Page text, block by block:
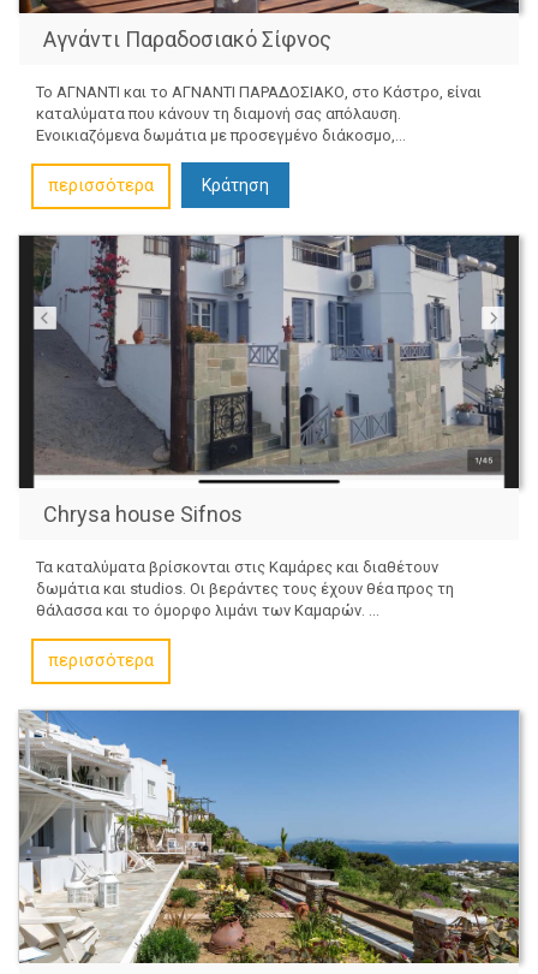
Αγνάντι Παραδοσιακό Σίφνος
Το ΑΓΝΑΝΤΙ και το ΑΓΝΑΝΤΙ ΠΑΡΑΔΟΣΙΑΚΟ, στο Κάστρο, είναι
καταλύματα που κάνουν τη διαμονή σας απόλαυση.
Ενοικιαζόμενα δωμάτια με προσεγμένο διάκοσμο,...
περισσότερα Κράτηση
Chrysa house Sifnos
Τα καταλύματα βρίσκονται στις Καμάρες και διαθέτουν
δωμάτια και studios. Οι βεράντες τους έχουν θέα προς τη
θάλασσα και το όμορφο λιμάνι των Καμαρών. ...
περισσότερα